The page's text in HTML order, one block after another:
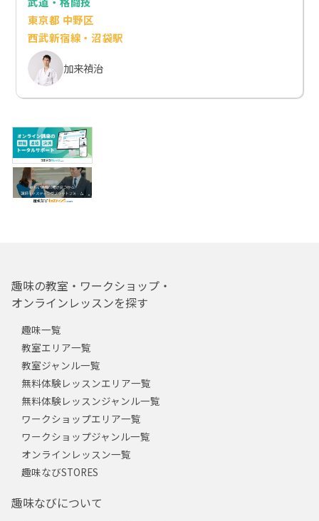
東京都 中野区
西武新宿線・沼袋駅
加来禎治
趣味の教室・ワークショップ・
オンラインレッスンを探す
趣味一覧
教室エリア一覧
教室ジャンル一覧
無料体験レッスンエリア一覧
無料体験レッスンジャンル一覧
ワークショップエリア一覧
ワークショップジャンル一覧
オンラインレッスン一覧
趣味なびSTORES
趣味なびについて